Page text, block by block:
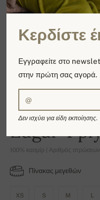
Edgar 4
100% κασμίρ | Αριθμός στρώσεων
Πίνακας μεγεθών
XS S M L
Κερδίστε
Εγγραφείτε στο
στην πρώτη σας αγορά.
Δεν ισχύει για είδη εκποίησης.